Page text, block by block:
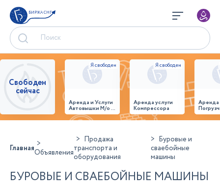
БИРЖА СНГ
Свободен
сейчас
Аренда и Услуги
Автовышки М/о г.
Домодедово
26,28,32 место
Аренда услуги
Компрессора
ГлавнаяОбъявления
Продажа
транспорта и
оборудования
Буровые и
сваебойные
машины
БУРОВЫЕ И СВАЕБОЙНЫЕ МАШИНЫ